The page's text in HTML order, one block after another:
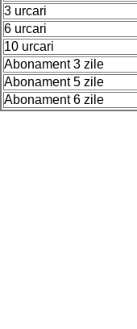
3 urcari
6 urcari
10 urcari
Abonament 3 zile
Abonament 5 zile
Abonament 6 zile